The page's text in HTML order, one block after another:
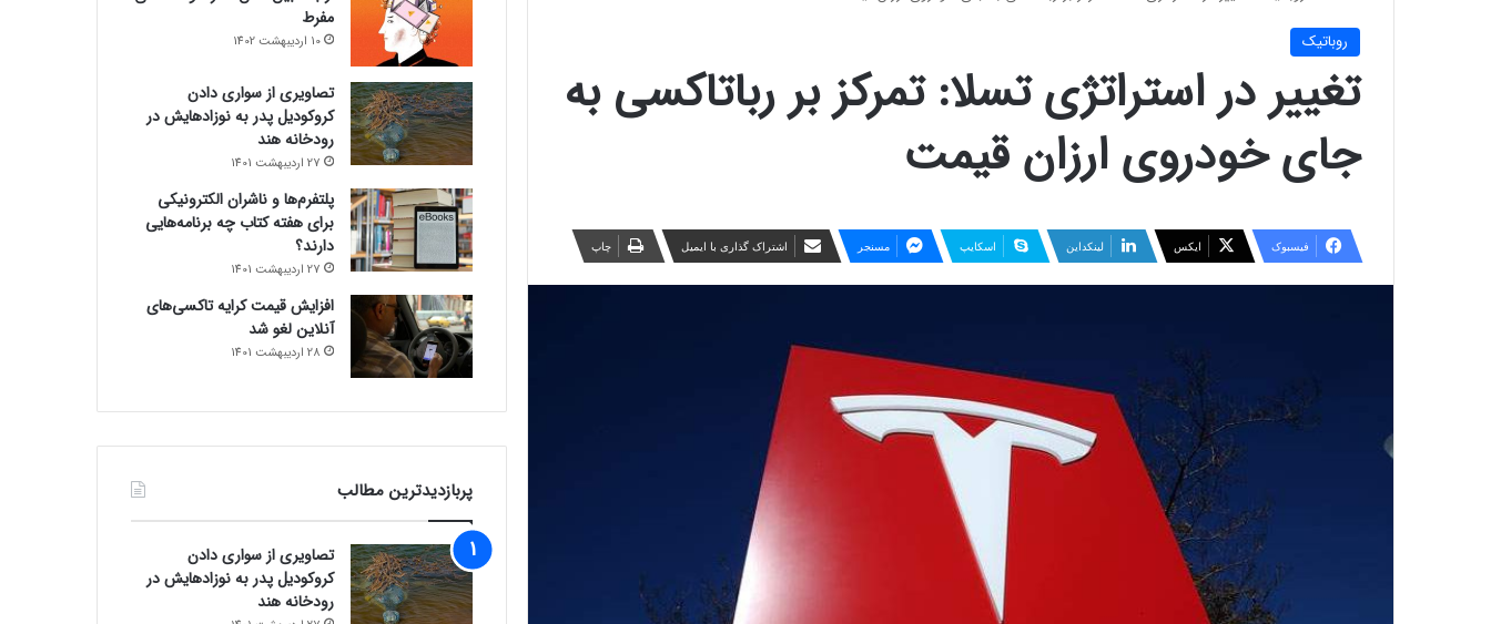
روباتيك
تغییر در استراتژی تسلا: تمرکز بر رباتاکسی به
جای خودروی ارزان قیمت
فیسبوک ایکس لینکداین اسکایپ مسنجر اشتراک گذاری با ایمیل چاپ
مفرط
10 اردیبهشت 1402
تصاویری از سواری دادن
کروکودیل پدر به نوزادهایش در
رودخانه هند
27 اردیبهشت 1401
پلتفرم‌ها و ناشران الکترونیکی
برای هفته کتاب چه برنامه‌هایی
دارند؟
27 اردیبهشت 1401
افزایش قیمت کرایه تاکسی‌های
آنلاین لغو شد
28 اردیبهشت 1401
پربازدیدترین مطالب
تصاویری از سواری دادن
کروکودیل پدر به نوزادهایش در
رودخانه هند